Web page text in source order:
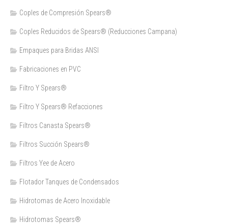
Coples de Compresión Spears®
Coples Reducidos de Spears® (Reducciones Campana)
Empaques para Bridas ANSI
Fabricaciones en PVC
Filtro Y Spears®
Filtro Y Spears® Refacciones
Filtros Canasta Spears®
Filtros Succión Spears®
Filtros Yee de Acero
Flotador Tanques de Condensados
Hidrotomas de Acero Inoxidable
Hidrotomas Spears®